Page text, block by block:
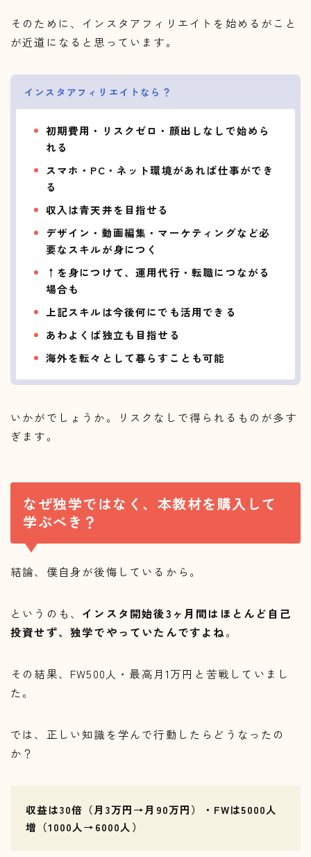
そのために、インスタアフィリエイトを始めるがこと
が近道になると思っています。
インスタアフィリエイトなら？
初期費用・リスクゼロ・顔出しなしで始めら
れる
スマホ・PC・ネット環境があれば仕事ができ
る
収入は青天井を目指せる
デザイン・動画編集・マーケティングなど必
要なスキルが身につく
↑を身につけて、運用代行・転職につながる
場合も
上記スキルは今後何にでも活用できる
あわよくば独立も目指せる
海外を転々として暮らすことも可能
いかがでしょうか。リスクなしで得られるものが多す
ぎます。
なぜ独学ではなく、本教材を購入して
学ぶべき？
結論、僕自身が後悔しているから。
というのも、 インスタ開始後3ヶ月間はほとんど自己
投資せず、独学でやっていたんですよね。
その結果、FW500人・最高月1万円と苦戦していまし
た。
では、正しい知識を学んで行動したらどうなったの
か？
収益は30倍（月3万円→月90万円）・FWは5000人
増（1000人→6000人）